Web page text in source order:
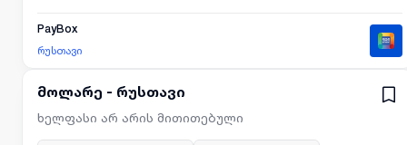
PayBox
რუსთავი
მოლარე - რუსთავი
ხელფასი არ არის მითითებული